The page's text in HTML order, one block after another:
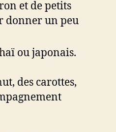
et de petits
donner un peu
ou japonais.
des carottes,